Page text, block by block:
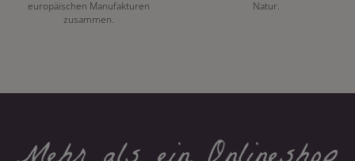
europäischen Manufakturen
zusammen.
Natur.